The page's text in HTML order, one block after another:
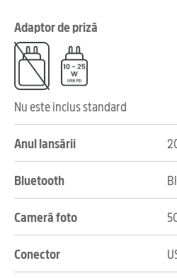
Adaptor de priză
Nu este inclus standard
Anul lansării
Bluetooth
Cameră foto
Conector